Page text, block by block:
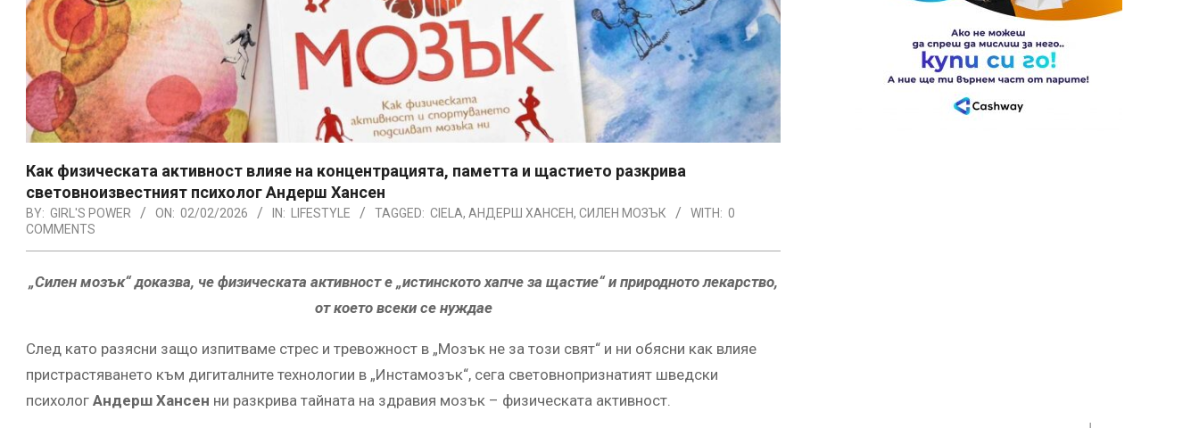
Как физическата активност влияе на концентрацията, паметта и щастието разкрива
световноизвестният психолог Андерш Хансен
BY: GIRL'S POWER ON: 02/02/2026 IN: LIFESTYLE TAGGED: CIELA, АНДЕРШ ХАНСЕН, СИЛЕН МОЗЪК WITH: 0
COMMENTS
„Силен мозък“доказва, че физическата активност е „истинското хапче за щастие“ и природното лекарство,
от което всеки се нуждае
След като разясни защо изпитваме стрес и тревожност в „Мозък не за този свят“ и ни обясни как влияе
пристрастяването към дигиталните технологии в „Инстамозък“, сега световнопризнатият шведски
психолог Андерш Хансен ни разкрива тайната на здравия мозък – физическата активност.